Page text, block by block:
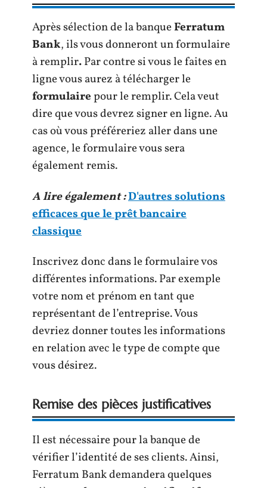
Après sélection de la banqueFerratum
Bank, ils vous donneront un formulaire
à remplir.Par contre si vous le faites en
ligne vous aurez à télécharger le
formulairepour le remplir. Cela veut
dire que vous devrez signer en ligne. Au
cas où vous préféreriez aller dans une
agence, le formulaire vous sera
également remis.
A lire également :D'autres solutions
efficaces que le prêt bancaire
classique
Inscrivez donc dans le formulaire vos
différentes informations. Par exemple
votre nom et prénom en tant que
représentant de l’entreprise. Vous
devriez donner toutes les informations
en relation avec le type de compte que
vous désirez.
Remise des pièces justificatives
Il est nécessaire pour la banque de
vérifier l’identité de ses clients. Ainsi,
Ferratum Bank demandera quelques